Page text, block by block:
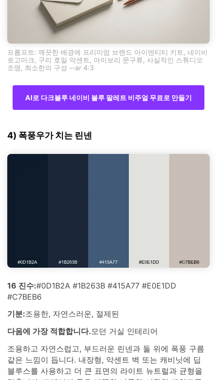
프롬프트: 깨끗한 배경에 프리미엄 브랜드 아이덴티티 키트, 네이비
로고마크, 구리 호일 악센트, 아이보리 문구류, 사실적인 스튜디오
조명, 최소한의 구성 --ar 4:3
AI로 다크블루 네이비 블루 팔레트 비주얼 무료로 만들기
4) 폭풍우가 치는 린넨
16 진수:#0D1B2A #1B263B #415A77 #E0E1DD
#C7BEB6
기분:조용한, 자연스러운, 절제된
다음에 가장 적합합니다.모던 거실 인테리어
조용하고 자연스럽고, 부드러운 린넨과 돌 위에 폭풍 구름
같은 느낌이 듭니다. 내장형, 악센트 벽 또는 캐비닛에 딥
블루스를 사용하고 더 큰 표면의 라이트 뉴트럴과 균형을